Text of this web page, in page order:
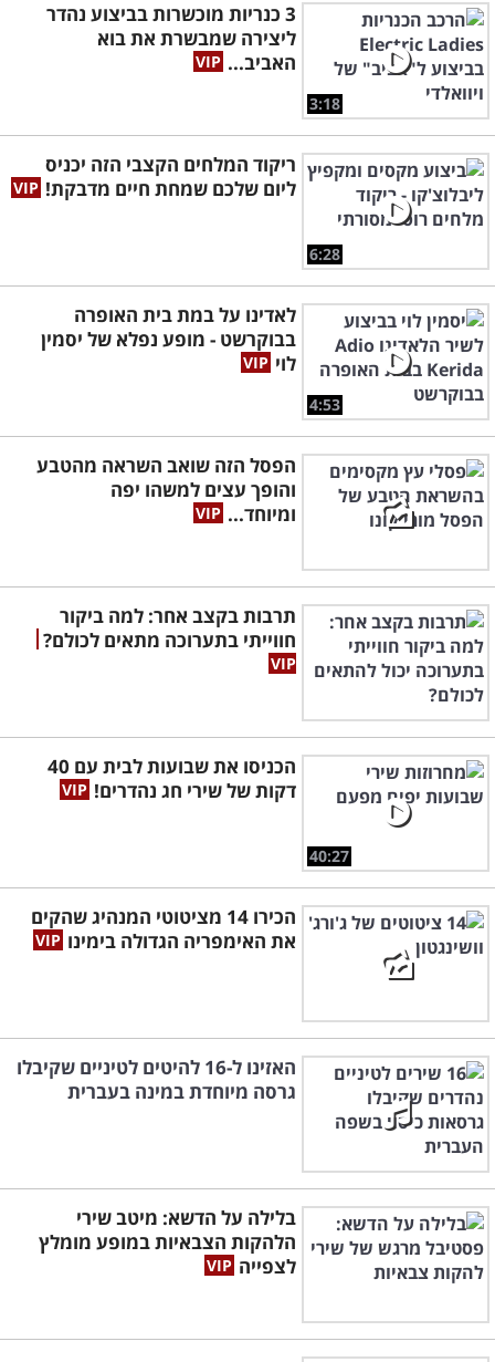
3:18
3 כנריות מוכשרות בביצוע נהדר
ליצירה שמבשרת את בוא
האביב...
6:28
ריקוד המלחים הקצבי הזה יכניס
ליום שלכם שמחת חיים מדבקת!
4:53
לאדינו על במת בית האופרה
בבוקרשט - מופע נפלא של יסמין
לוי
הפסל הזה שואב השראה מהטבע
והופך עצים למשהו יפה
ומיוחד...
תרבות בקצב אחר: למה ביקור
חווייתי בתערוכה מתאים לכולם?
40:27
הכניסו את שבועות לבית עם 40
דקות של שירי חג נהדרים!
הכירו 14 מציטוטי המנהיג שהקים
את האימפריה הגדולה בימינו
האזינו ל-16 להיטים לטיניים שקיבלו
גרסה מיוחדת במינה בעברית
בלילה על הדשא: מיטב שירי
הלהקות הצבאיות במופע מומלץ
לצפייה